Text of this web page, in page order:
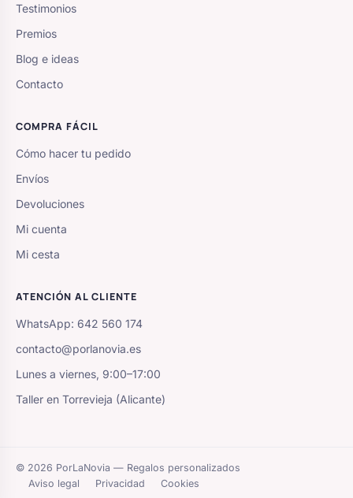
Testimonios
Premios
Blog e ideas
Contacto
COMPRA FÁCIL
Cómo hacer tu pedido
Envíos
Devoluciones
Mi cuenta
Mi cesta
ATENCIÓN AL CLIENTE
WhatsApp: 642 560 174
contacto@porlanovia.es
Lunes a viernes, 9:00–17:00
Taller en Torrevieja (Alicante)
© 2026 PorLaNovia — Regalos personalizados
Aviso legal
Privacidad Cookies